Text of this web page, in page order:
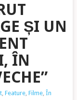
ȘI UN
ÎN
, Feature, Filme, În